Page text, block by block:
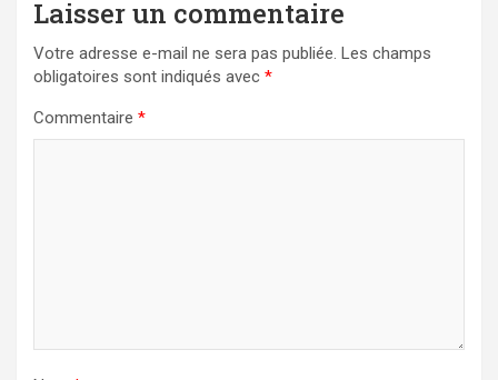
Laisser un commentaire
Votre adresse e-mail ne sera pas publiée. Les champs
obligatoires sont indiqués avec *
Commentaire *